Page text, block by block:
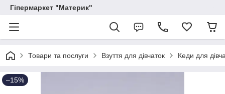
Гіпермаркет "Материк"
Товари та послуги Взуття для дівчаток Кеди для
–15%